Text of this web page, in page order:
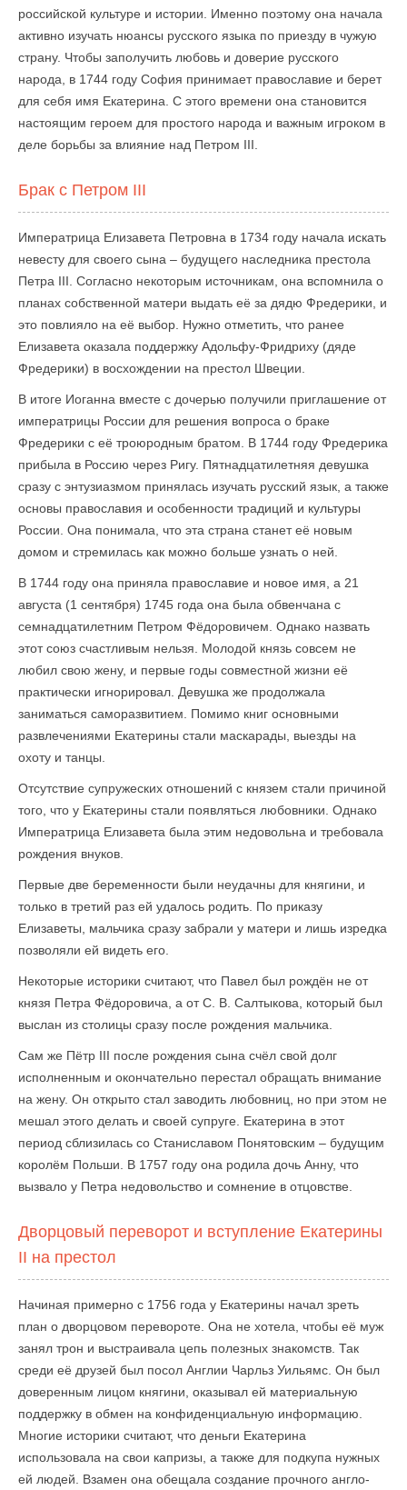
российской культуре и истории. Именно поэтому она начала
активно изучать нюансы русского языка по приезду в чужую
страну. Чтобы заполучить любовь и доверие русского
народа, в 1744 году София принимает православие и берет
для себя имя Екатерина. С этого времени она становится
настоящим героем для простого народа и важным игроком в
деле борьбы за влияние над Петром III.
Брак с Петром III
Императрица Елизавета Петровна в 1734 году начала искать
невесту для своего сына – будущего наследника престола
Петра III. Согласно некоторым источникам, она вспомнила о
планах собственной матери выдать её за дядю Фредерики, и
это повлияло на её выбор. Нужно отметить, что ранее
Елизавета оказала поддержку Адольфу-Фридриху (дяде
Фредерики) в восхождении на престол Швеции.
В итоге Иоганна вместе с дочерью получили приглашение от
императрицы России для решения вопроса о браке
Фредерики с её троюродным братом. В 1744 году Фредерика
прибыла в Россию через Ригу. Пятнадцатилетняя девушка
сразу с энтузиазмом принялась изучать русский язык, а также
основы православия и особенности традиций и культуры
России. Она понимала, что эта страна станет её новым
домом и стремилась как можно больше узнать о ней.
В 1744 году она приняла православие и новое имя, а 21
августа (1 сентября) 1745 года она была обвенчана с
семнадцатилетним Петром Фёдоровичем. Однако назвать
этот союз счастливым нельзя. Молодой князь совсем не
любил свою жену, и первые годы совместной жизни её
практически игнорировал. Девушка же продолжала
заниматься саморазвитием. Помимо книг основными
развлечениями Екатерины стали маскарады, выезды на
охоту и танцы.
Отсутствие супружеских отношений с князем стали причиной
того, что у Екатерины стали появляться любовники. Однако
Императрица Елизавета была этим недовольна и требовала
рождения внуков.
Первые две беременности были неудачны для княгини, и
только в третий раз ей удалось родить. По приказу
Елизаветы, мальчика сразу забрали у матери и лишь изредка
позволяли ей видеть его.
Некоторые историки считают, что Павел был рождён не от
князя Петра Фёдоровича, а от С. В. Салтыкова, который был
выслан из столицы сразу после рождения мальчика.
Сам же Пётр III после рождения сына счёл свой долг
исполненным и окончательно перестал обращать внимание
на жену. Он открыто стал заводить любовниц, но при этом не
мешал этого делать и своей супруге. Екатерина в этот
период сблизилась со Станиславом Понятовским – будущим
королём Польши. В 1757 году она родила дочь Анну, что
вызвало у Петра недовольство и сомнение в отцовстве.
Дворцовый переворот и вступление Екатерины
II на престол
Начиная примерно с 1756 года у Екатерины начал зреть
план о дворцовом перевороте. Она не хотела, чтобы её муж
занял трон и выстраивала цепь полезных знакомств. Так
среди её друзей был посол Англии Чарльз Уильямс. Он был
доверенным лицом княгини, оказывал ей материальную
поддержку в обмен на конфиденциальную информацию.
Многие историки считают, что деньги Екатерина
использовала на свои капризы, а также для подкупа нужных
ей людей. Взамен она обещала создание прочного англо-